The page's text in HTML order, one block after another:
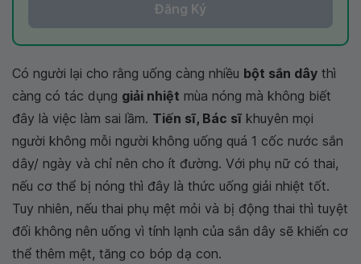
Đăng Ký
Có người lại cho rằng uống càng nhiều bột sắn dây thì
càng có tác dụng giải nhiệt mùa nóng mà không biết
đây là việc làm sai lầm. Tiến sĩ, Bác sĩ khuyên mọi
người không mỗi người không uống quá 1 cốc nước sắn
dây/ ngày và chỉ nên cho ít đường. Với phụ nữ có thai,
nếu cơ thể bị nóng thì đây là thức uống giải nhiệt tốt.
Tuy nhiên, nếu thai phụ mệt mỏi và bị động thai thì tuyệt
đối không nên uống vì tính lạnh của sắn dây sẽ khiến cơ
thể thêm mệt, tăng co bóp dạ con.